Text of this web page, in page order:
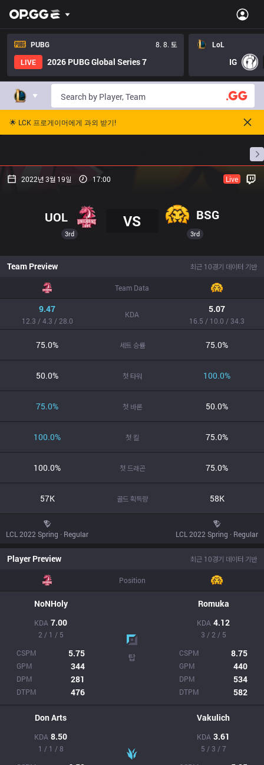
PUBG
8. 8. 토
LIVE
2026 PUBG Global Series 7
LoL
IG
🌟 LCK 프로게이머에게 과외 받기!
프로빌
2022년 3월 19일 17:00 Live
3rd
UOL VS BSG
3rd
Team Preview 최근 10경기 데이터 기반
Team Data
9.47
12.3 / 4.3 / 28.0
KDA 5.07
16.5 / 10.0 / 34.3
75.0% 세트 승률 75.0%
50.0% 첫 타워 100.0%
75.0% 첫 바론 50.0%
100.0% 첫 킬 75.0%
100.0% 첫 드래곤 75.0%
57K 골드 획득량 58K
LCL 2022 Spring · Regular LCL 2022 Spring · Regular
Player Preview 최근 10경기 데이터 기반
Position
NoNHoly
KDA 7.00
2 / 1 / 5
CSPM
5.75
GPM 344
DPM 281
DTPM 476
탑
Romuka
KDA 4.12
3 / 2 / 5
CSPM
8.75
GPM 440
DPM 534
DTPM 582
Don Arts
KDA 8.50
1 / 1 / 8
Vakulich
KDA 3.61
5 / 3 / 7